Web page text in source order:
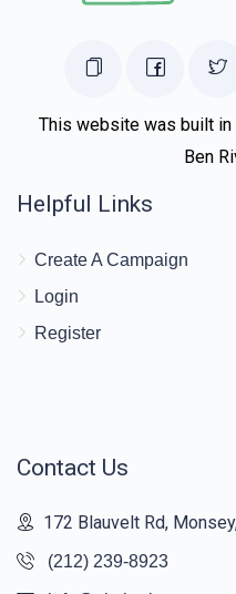
This website was built
Ben
Helpful Links
Create A Campaign
Login
Register
Contact Us
172 Blauvelt Rd,
(212) 239-8923